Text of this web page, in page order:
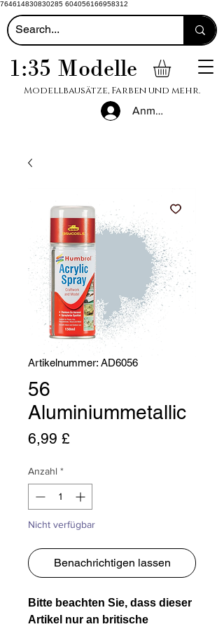
764614830830285 604056166958312
1:35 Modelle
Modellbausätze, Farben und mehr.
Anmelden
Artikelnummer: AD6056
56
Aluminiummetallic
6,99 £
Anzahl *
Nicht verfügbar
Benachrichtigen lassen
Bitte beachten Sie, dass dieser
Artikel nur an britische